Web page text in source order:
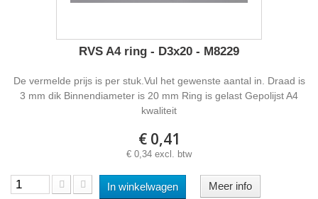
RVS A4 ring - D3x20 - M8229
De vermelde prijs is per stuk.Vul het gewenste aantal in. Draad is
3 mm dik Binnendiameter is 20 mm Ring is gelast Gepolijst A4
kwaliteit
€ 0,41
€ 0,34 excl. btw
In winkelwagen Meer info